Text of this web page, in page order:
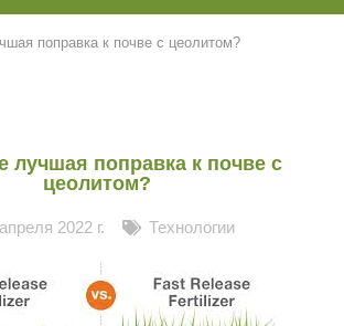
поправка к почве с цеолитом?
лучшая поправка к почве с
цеолитом?
2022 г. Технологии